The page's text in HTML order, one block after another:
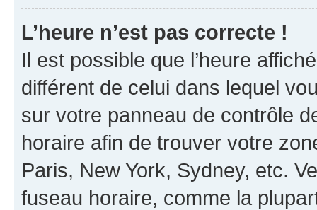
L’heure n’est pas correcte !
Il est possible que l’heure
différent de celui dans lequel
sur votre panneau de contrôle
horaire afin de trouver votre
Paris, New York, Sydney, etc.
fuseau horaire, comme la